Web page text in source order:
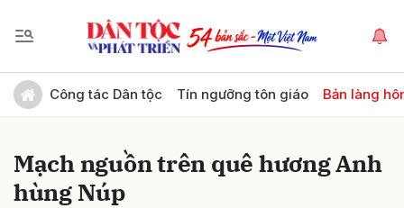
Công tác Dân tộc Tín ngưỡng tôn giáo Bản làng
Mạch nguồn trên quê hương Anh
hùng Núp
Gửi bình luận